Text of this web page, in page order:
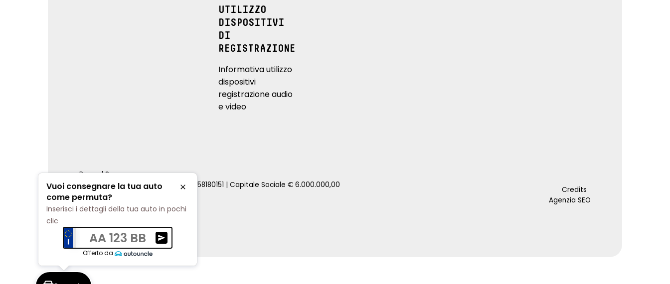
UTILIZZO
DISPOSITIVI
DI
REGISTRAZIONE
Informativa utilizzo
dispositivi
registrazione audio
e video
Renord S.p.a.
REA Milano 810796 | P.IVA e C.F. 00858180151 | Capitale Sociale € 6.000.000,00
Cookie Policy
Privacy Policy
Impostazioni di tracciamento
Credits
Agenzia SEO
Vuoi consegnare la tua auto
come permuta?
Chiudi
Inserisci i dettagli della tua auto in pochi
clic
AA 123 BB
Ricevi una valutazione della tua auto senza impegno
Offerto da